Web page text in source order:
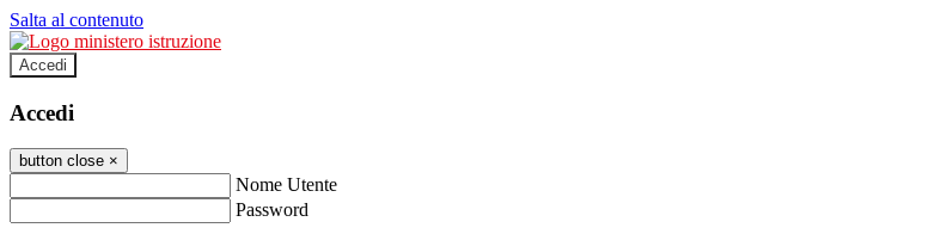
Salta al contenuto
Accedi
Accedi
button close ×
Nome Utente
Password